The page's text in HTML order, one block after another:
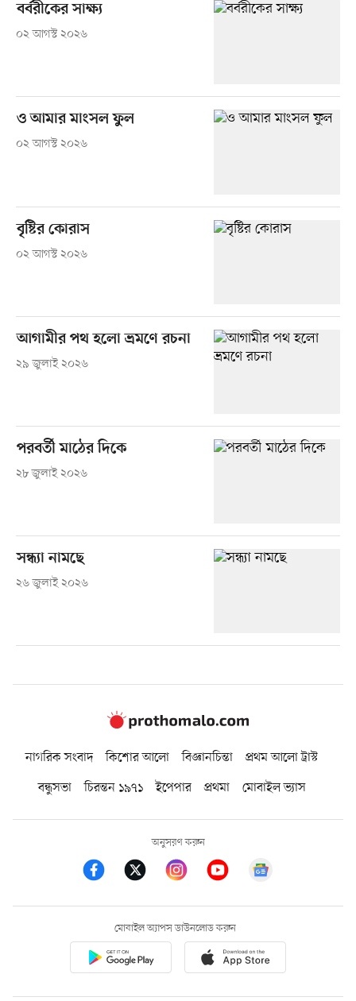
বর্বরীকের সাক্ষ্য
০২ আগস্ট ২০২৬
ও আমার মাংসল ফুল
০২ আগস্ট ২০২৬
বৃষ্টির কোরাস
০২ আগস্ট ২০২৬
আগামীর পথ হলো ভ্রমণে রচনা
২৯ জুলাই ২০২৬
পরবর্তী মাঠের দিকে
২৮ জুলাই ২০২৬
সন্ধ্যা নামছে
২৬ জুলাই ২০২৬
নাগরিক সংবাদ কিশোর আলো বিজ্ঞানচিন্তা
প্রথম আলো ট্রাস্ট
বন্ধুসভা
চিরন্তন ১৯৭১ ইপেপার প্রথমা মোবাইল ভ্যাস
অনুসরণ করুন
মোবাইল অ্যাপস ডাউনলোড করুন